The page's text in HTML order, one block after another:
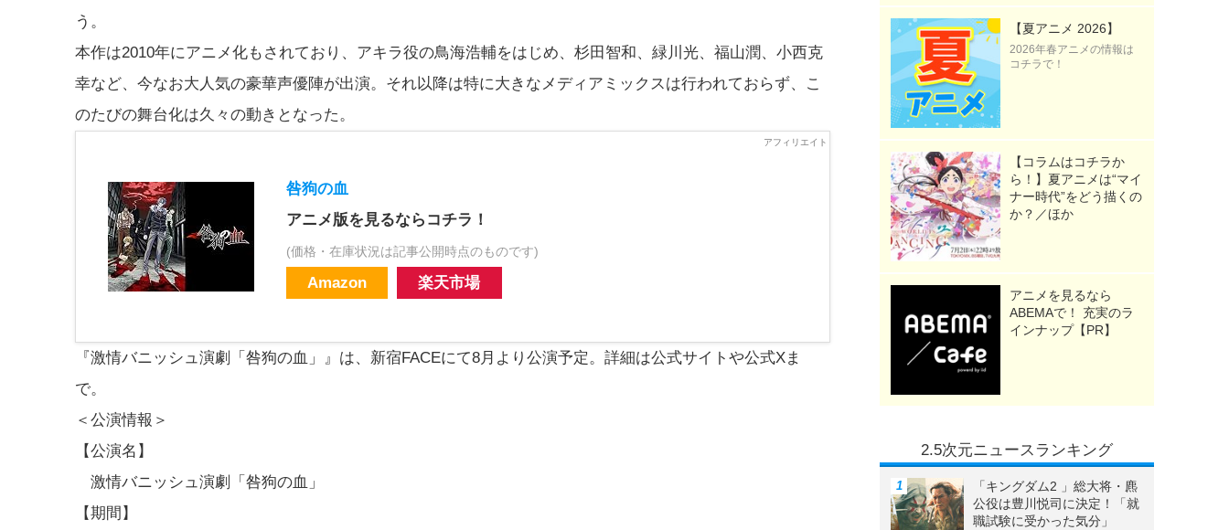
う。
本作は2010年にアニメ化もされており、アキラ役の鳥海浩輔をはじめ、杉田智和、緑川光、福山潤、小西克
幸など、今なお大人気の豪華声優陣が出演。それ以降は特に大きなメディアミックスは行われておらず、こ
のたびの舞台化は久々の動きとなった。
咎狗の血
アニメ版を見るならコチラ！
(価格・在庫状況は記事公開時点のものです)
Amazon 楽天市場
『激情バニッシュ演劇「咎狗の血」』は、新宿FACEにて8月より公演予定。詳細は公式サイトや公式Xま
で。
＜公演情報＞
【公演名】
激情バニッシュ演劇「咎狗の血」
【期間】
【夏アニメ 2026】
2026年春アニメの情報は
コチラで！
【コラムはコチラか
ら！】夏アニメは“マイ
ナー時代”をどう描くの
か？／ほか
アニメを見るなら
ABEMAで！ 充実のラ
インナップ【PR】
2.5次元ニュースランキング
「キングダム2 」総大将・麃
公役は豊川悦司に決定！「就
職試験に受かった気分」